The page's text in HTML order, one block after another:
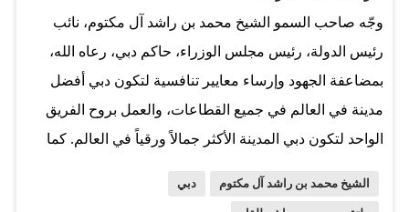
بإعادة التفكير بشكل جذري في نظامها الضريبي واللوائح
التنظيمية، والبحث عن نماذج عالمية ناجحة للاقتداء بها،
مشيراً إلى أن الأمر لا يتعلق فقط بالضرائب المنخفضة، بل
بخلق بيئة حيث «يمكنك فيها الانطلاق والبدء…
وجّه صاحب السمو الشيخ محمد بن راشد آل مكتوم، نائب
رئيس الدولة، رئيس مجلس الوزراء، حاكم دبي، رعاه الله،
بمضاعفة الجهود وإرساء معايير تنافسية لتكون دبي أفضل
مدينة في العالم في جميع القطاعات، والعمل بروح الفريق
الواحد لتكون دبي المدينة الأكثر جمالاً ورقياً في العالم. كما
الشيخ محمد بن راشد آل مكتوم دبي